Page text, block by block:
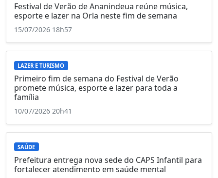
Festival de Verão de Ananindeua reúne música,
esporte e lazer na Orla neste fim de semana
15/07/2026 18h57
LAZER E TURISMO
Primeiro fim de semana do Festival de Verão
promete música, esporte e lazer para toda a
família
10/07/2026 20h41
SAÚDE
Prefeitura entrega nova sede do CAPS Infantil para
fortalecer atendimento em saúde mental